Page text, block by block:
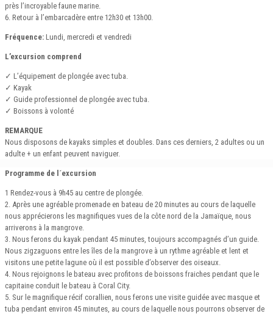
près l’incroyable faune marine.
6. Retour à l’embarcadère entre 12h30 et 13h00.
Fréquence: Lundi, mercredi et vendredi
L’excursion comprend
✓ L’équipement de plongée avec tuba.
✓ Kayak
✓ Guide professionnel de plongée avec tuba.
✓ Boissons à volonté
REMARQUE
Nous disposons de kayaks simples et doubles. Dans ces derniers, 2 adultes ou un
adulte + un enfant peuvent naviguer.
Programme de l´excursion
1 Rendez-vous à 9h45 au centre de plongée.
2. Après une agréable promenade en bateau de 20 minutes au cours de laquelle
nous apprécierons les magnifiques vues de la côte nord de la Jamaïque, nous
arriverons à la mangrove.
3. Nous ferons du kayak pendant 45 minutes, toujours accompagnés d’un guide.
Nous zigzaguons entre les îles de la mangrove à un rythme agréable et lent et
visitons une petite lagune où il est possible d’observer des oiseaux.
4. Nous rejoignons le bateau avec profitons de boissons fraiches pendant que le
capitaine conduit le bateau à Coral City.
5. Sur le magnifique récif corallien, nous ferons une visite guidée avec masque et
tuba pendant environ 45 minutes, au cours de laquelle nous pourrons observer de